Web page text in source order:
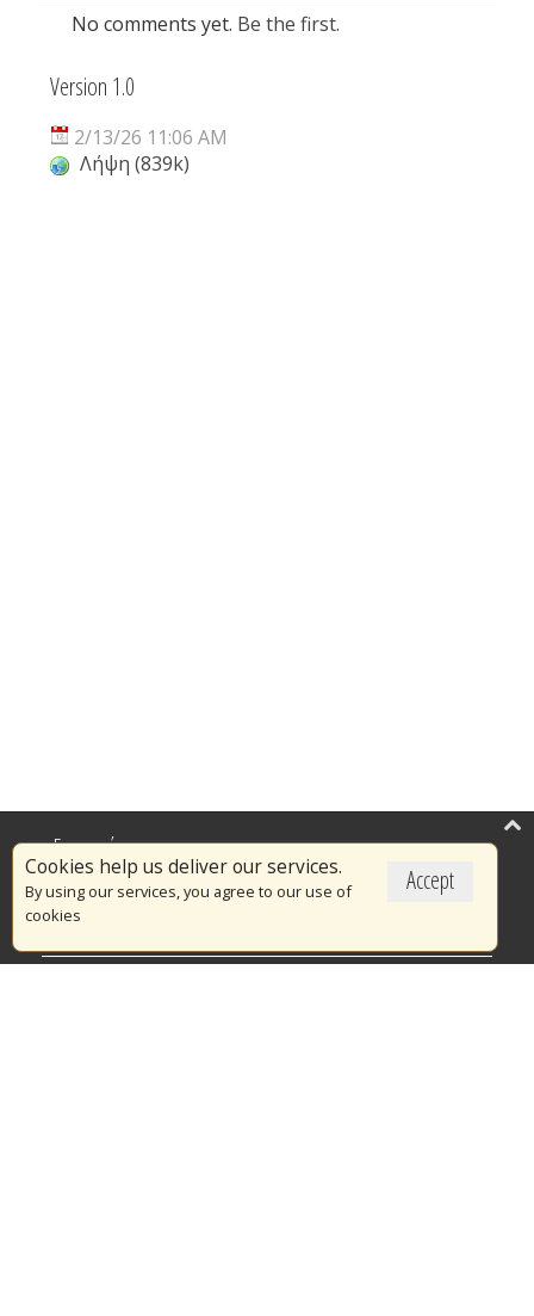
No comments yet. Be the first.
Version 1.0
2/13/26 11:06 AM
Λήψη (839k)
Accept
Cookies help us deliver our services.
By using our services, you agree to our use of
cookies
Επικαιρότητα
Το Πυροσβεστικό Σώμα